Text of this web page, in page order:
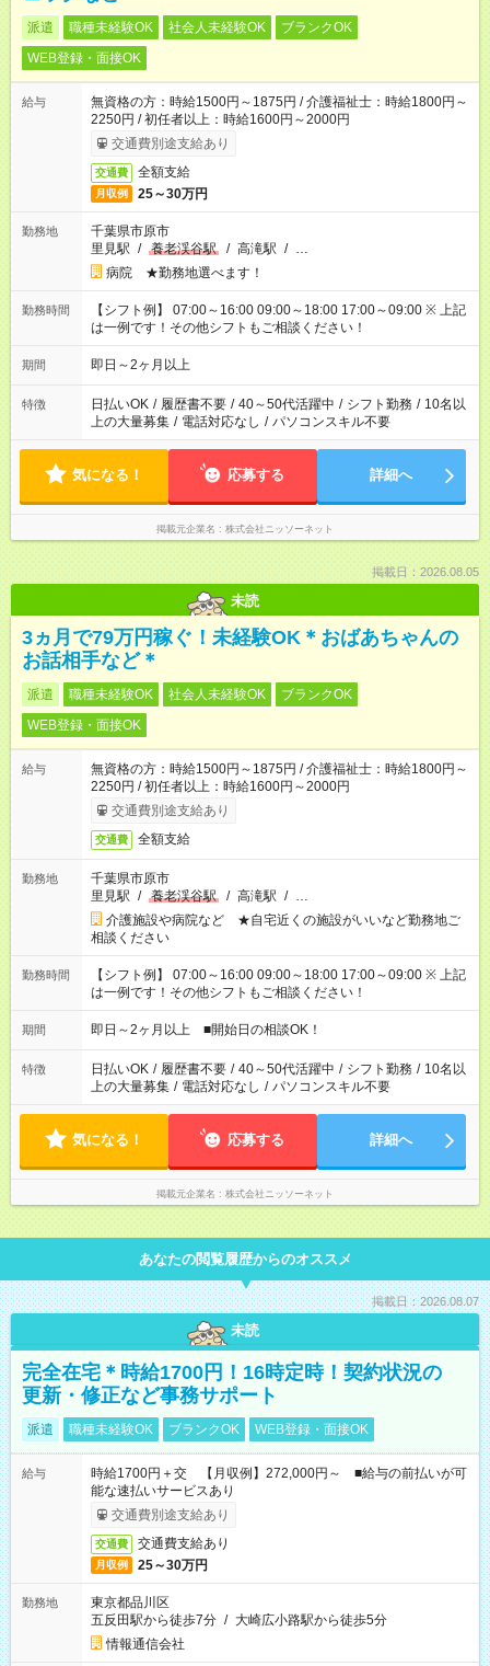
派遣 職種未経験OK 社会人未経験OK
ブランクOK
WEB登録・面接OK
給与
無資格の方：時給1500円～1875円 / 介護福祉士：時給1800円～
2250円 / 初任者以上：時給1600円～2000円
交通費別途支給あり
交通費 全額支給
月収例 25～30万円
勤務地
千葉県市原市
里見駅 / 養老渓谷駅 / 高滝駅 / …
病院 ★勤務地選べます！
勤務時間
【シフト例】 07:00～16:00 09:00～18:00 17:00～09:00 ※ 上記
は一例です！その他シフトもご相談ください！
期間 即日～2ヶ月以上
特徴 日払いOK / 履歴書不要 / 40～50代活躍中 / シフト勤務 / 10名以
上の大量募集 / 電話対応なし / パソコンスキル不要
気になる！ 応募する 詳細へ
掲載元企業名 株式会社ニッソーネット
掲載日：2026.08.05
未読
3ヵ月で79万円稼ぐ！未経験OK＊おばあちゃんの
お話相手など＊
派遣 職種未経験OK 社会人未経験OK
ブランクOK
WEB登録・面接OK
給与
無資格の方：時給1500円～1875円 / 介護福祉士：時給1800円～
2250円 / 初任者以上：時給1600円～2000円
交通費別途支給あり
交通費 全額支給
勤務地
千葉県市原市
里見駅 / 養老渓谷駅 / 高滝駅 / …
介護施設や病院など ★自宅近くの施設がいいなど勤務地ご
相談ください
勤務時間
【シフト例】 07:00～16:00 09:00～18:00 17:00～09:00 ※ 上記
は一例です！その他シフトもご相談ください！
期間 即日～2ヶ月以上 ■開始日の相談OK！
特徴 日払いOK / 履歴書不要 / 40～50代活躍中 / シフト勤務 / 10名以
上の大量募集 / 電話対応なし / パソコンスキル不要
気になる！ 応募する 詳細へ
掲載元企業名 株式会社ニッソーネット
あなたの閲覧履歴からのオススメ
掲載日：2026.08.07
未読
完全在宅＊時給1700円！16時定時！契約状況の
更新・修正など事務サポート
派遣 職種未経験OK ブランクOK WEB登録・面接OK
給与
時給1700円＋交 【月収例】272,000円～ ■給与の前払いが可
能な速払いサービスあり
交通費別途支給あり
交通費 交通費支給あり
月収例 25～30万円
勤務地
東京都品川区
五反田駅から徒歩7分 / 大崎広小路駅から徒歩5分
情報通信会社